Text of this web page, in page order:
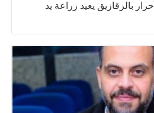
بالزقازيق يعيد زراعة يد